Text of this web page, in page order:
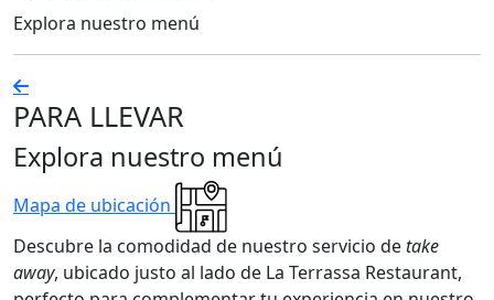
Explora nuestro menú
PARA LLEVAR
Explora nuestro menú
Mapa de ubicación
Descubre la comodidad de nuestro servicio detake
away, ubicado justo al lado de La Terrassa Restaurant,